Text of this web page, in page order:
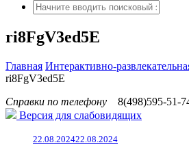
ri8FgV3ed5E
Главная Интерактивно-
ri8FgV3ed5E
Справки по телефону
8(498)595-
Версия для слабовидящих
22.08.202422.08.2024